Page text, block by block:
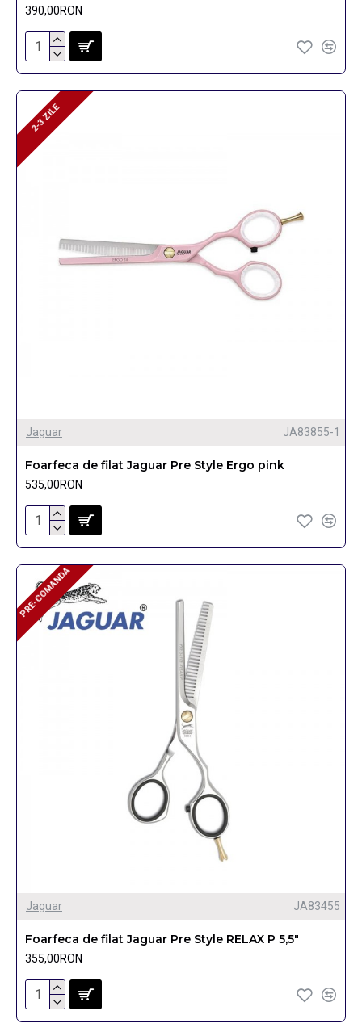
390,00RON
2-3 ZILE
2-3 ZILE
Jaguar JA83855-1
Foarfeca de filat Jaguar Pre Style Ergo pink
535,00RON
PRE-COMANDA
PRE-COMANDA
Jaguar JA83455
Foarfeca de filat Jaguar Pre Style RELAX P 5,5"
355,00RON